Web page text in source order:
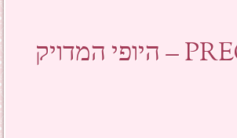
PRECISE – היופי המדויק